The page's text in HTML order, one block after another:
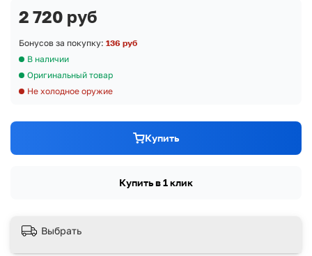
2 720 руб
Бонусов за покупку: 136 руб
В наличии
Оригинальный товар
Не холодное оружие
Купить
Купить в 1 клик
Выбрать